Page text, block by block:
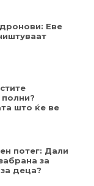
Еве
што ќе ве
потег: Дали
за
деца?